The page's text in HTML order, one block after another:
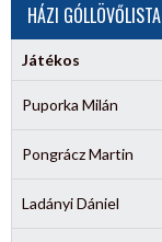
HÁZI GÓLLÖVŐLISTA
Játékos
Puporka Milán
Pongrácz Martin
Ladányi Dániel